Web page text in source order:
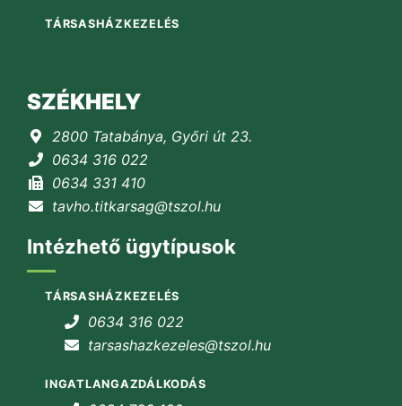
TÁRSASHÁZKEZELÉS
SZÉKHELY
2800 Tatabánya, Győri út 23.
0634 316 022
0634 331 410
tavho.titkarsag@tszol.hu
Intézhető ügytípusok
TÁRSASHÁZKEZELÉS
0634 316 022
tarsashazkezeles@tszol.hu
INGATLANGAZDÁLKODÁS